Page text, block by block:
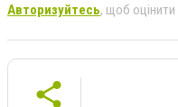
Авторизуйтесь, щоб оцінити